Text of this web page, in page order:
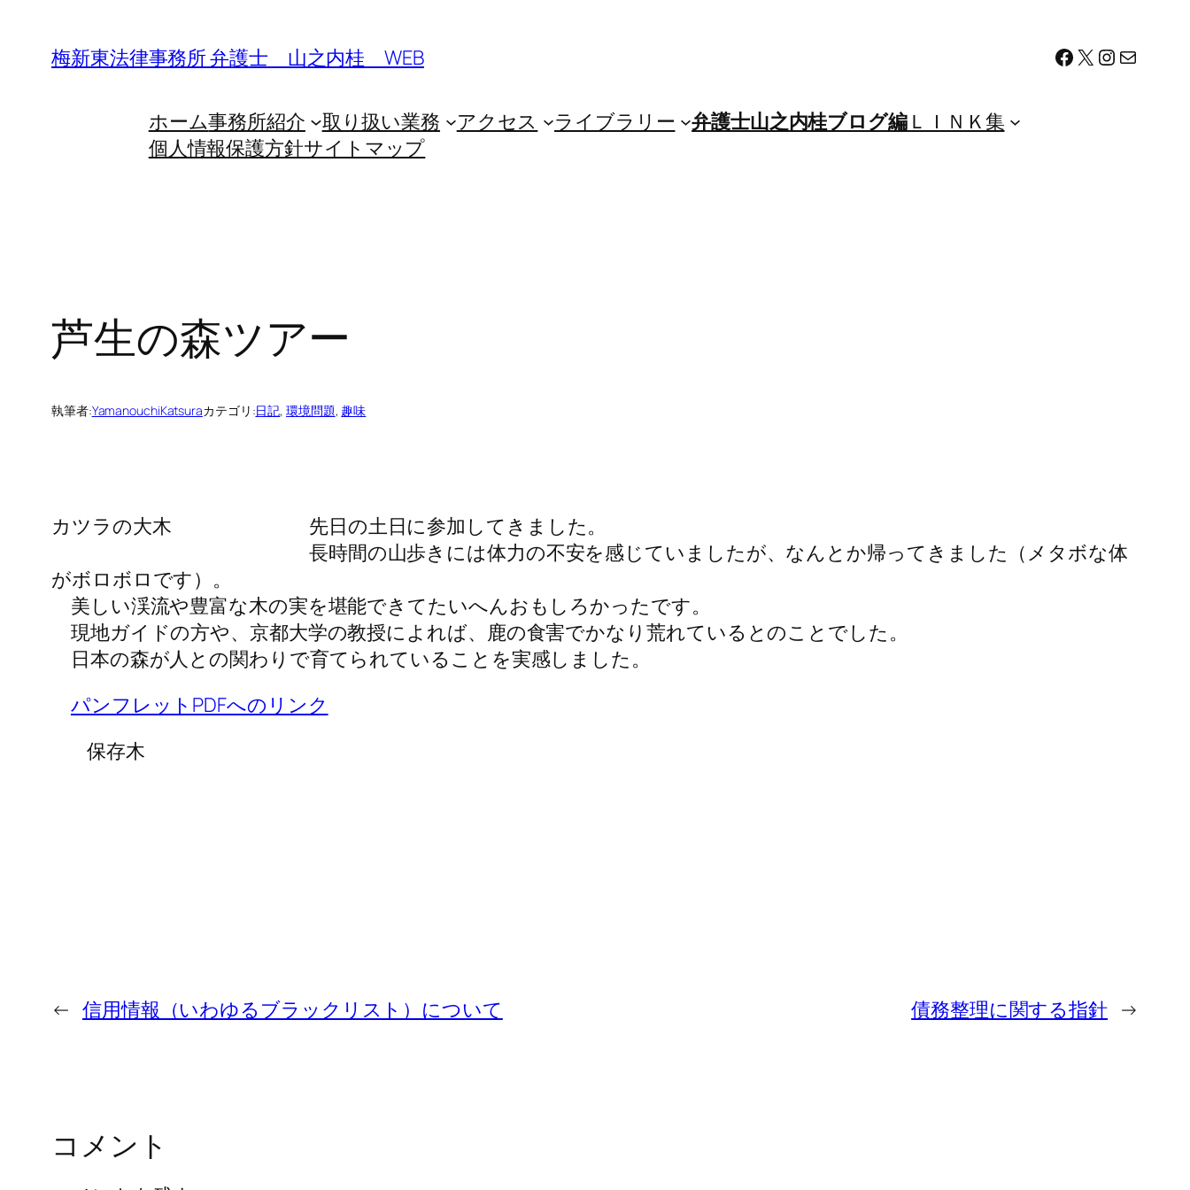
梅新東法律事務所 弁護士 山之内桂 WEB Facebook
X Instagram
メール
ホーム事務所紹介 取り扱い業務 アクセス ライブラリー 弁護士山之内桂ブログ編 ＬＩＮＫ集
個人情報保護方針サイトマップ
芦生の森ツアー
執筆者:YamanouchiKatsuraカテゴリ:日記, 環境問題, 趣味
カツラの大木
先日の土日に参加してきました。
長時間の山歩きには体力の不安を感じていましたが、なんとか帰ってきました（メタボな体
がボロボロです）。
美しい渓流や豊富な木の実を堪能できてたいへんおもしろかったです。
現地ガイドの方や、京都大学の教授によれば、鹿の食害でかなり荒れているとのことでした。
日本の森が人との関わりで育てられていることを実感しました。
パンフレットPDFへのリンク
保存木
← 信用情報（いわゆるブラックリスト）について 債務整理に関する指針 →
コメント